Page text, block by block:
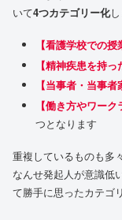
いて4つカテゴリー化
【看護学校での
【精神疾患を持
【当事者・当事
【働き方やワー
つとなります
重複しているものも多
なんせ発起人が意識低
て勝手に思ったカテゴ